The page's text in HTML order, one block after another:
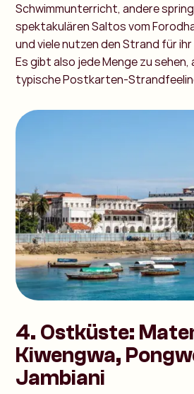
Schwimmunterricht, andere
spektakulären Saltos vom
und viele nutzen den Strand für
Es gibt also jede Menge zu
typische Postkarten-
4. Ostküste:
Kiwengwa,
Jambiani